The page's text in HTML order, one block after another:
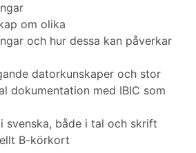
om olika
och hur dessa kan påverkar
datorkunskaper och stor
dokumentation med IBIC som
svenska, både i tal och skrift
B-körkort